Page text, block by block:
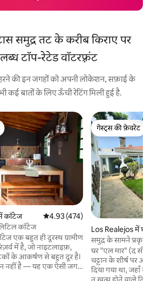
समुद्र तट के करीब किराए पर
टॉप-रेटेड वॉटरफ़्रंट
की इन जगहों को अपनी लोकेशन, सफ़ाई के
कई बातों के लिए ऊँची रेटिंग मिली हुई है.
कॉटेज औसत रेटिंग 5 में से 4.93, 474 समीक्षाएँ
4.93 (474)
कॉटेज
एक बहुत ही दूरस्थ ग्रामीण
में है, जो नाइटलाइफ़,
के आकर्षण से बहुत दूर है।
नहीं है — यह एक ऐसी जगह
गेस्ट्स की फ़ेवरेट
गेस्ट्स की फ़ेवरेट
Los Realejos में घर
समुद्र के सामने प्रकृति
घर "एल मार" (द सी),
चट्टान के शीर्ष पर
दिया गया था, जहाँ